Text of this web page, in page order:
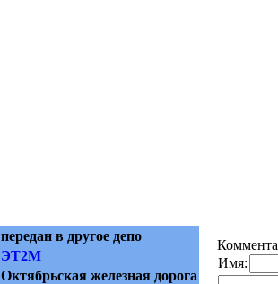
передан в другое депо
ЭТ2М
Октябрьская железная дорога
Имя: